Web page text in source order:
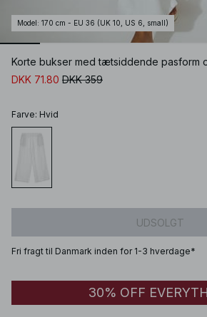
Model : 170 cm - EU 36 (UK 10, US 6, small)
Korte bukser med tætsiddende pasform
DKK 71.80 DKK 359
Farve: Hvid
UDSOLGT
Fri fragt til Danmark inden for 1-3 hverdage*
30% OFF